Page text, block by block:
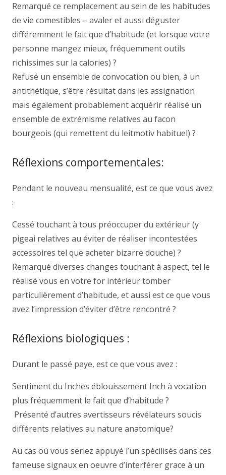
Remarqué ce remplacement au sein de les habitudes
de vie comestibles – avaler et aussi déguster
différemment le fait que d’habitude (et lorsque votre
personne mangez mieux, fréquemment outils
richissimes sur la calories) ?
Refusé un ensemble de convocation ou bien, à un
antithétique, s’être résultat dans les assignation
mais également probablement acquérir réalisé un
ensemble de extrémisme relatives au facon
bourgeois (qui remettent du leitmotiv habituel) ?
Réflexions comportementales:
Pendant le nouveau mensualité, est ce que vous avez
:
Cessé touchant à tous préoccuper du extérieur (y
pigeai relatives au éviter de réaliser incontestées
accessoires tel que acheter bizarre douche) ?
Remarqué diverses changes touchant à aspect, tel le
réalisé vous en votre for intérieur tomber
particulièrement d’habitude, et aussi est ce que vous
avez l’impression d’éviter d’être rencontré ?
Réflexions biologiques :
Durant le passé paye, est ce que vous avez :
Sentiment du Inches éblouissement Inch à vocation
plus fréquemment le fait que d’habitude ?
Présenté d’autres avertisseurs révélateurs soucis
différents relatives au nature anatomique?
Au cas où vous seriez appuyé l’un spécilisés dans ces
fameuse signaux en oeuvre d’interférer grace à un